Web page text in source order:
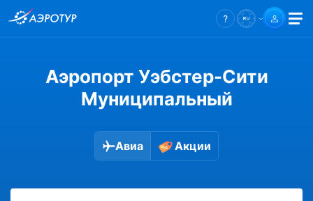
Аэропорт Уэбстер-Сити
Муниципальный
Авиа Акции